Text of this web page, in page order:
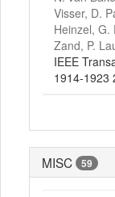
Visser, D.
Heinzel,
Zand, P.
IEEE
1914-1923
MISC 59